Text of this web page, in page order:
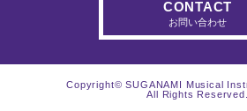
CONTACT
お問い合わせ
Copyright© SUGANAMI Musical
All Rights Reserved.